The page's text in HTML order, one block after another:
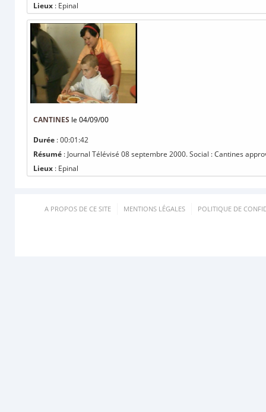
Lieux : Epinal
CANTINES le 04/09/00
Durée : 00:01:42
Résumé : Journal Télévisé 08 septembre 2000. Social : Cantines
Lieux : Epinal
A PROPOS DE CE SITE MENTIONS LÉGALES POLITIQUE DE